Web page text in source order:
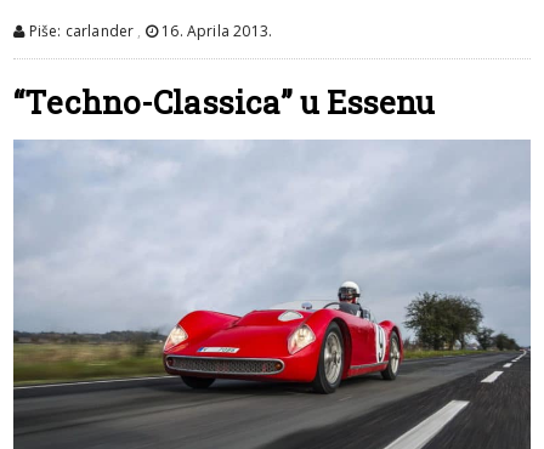
Piše: carlander , 16. Aprila 2013.
“Techno-Classica” u Essenu